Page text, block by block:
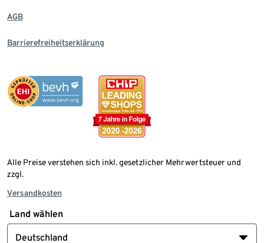
AGB
Barrierefreiheitserklärung
Alle Preise verstehen sich inkl. gesetzlicher Mehrwertsteuer und
zzgl.
Versandkosten
Land wählen
Deutschland